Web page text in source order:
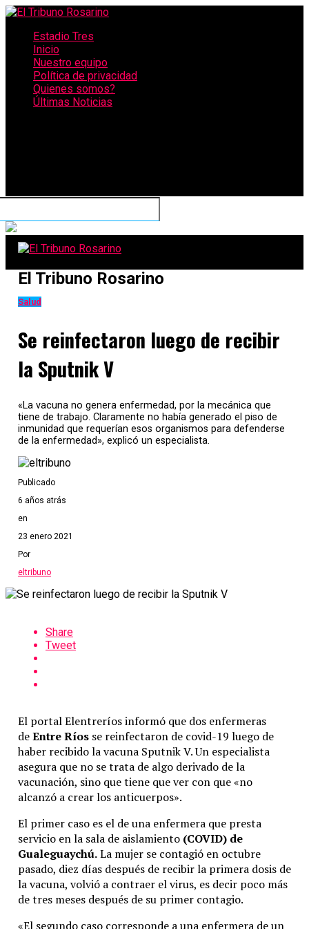
Estadio Tres
Inicio
Nuestro equipo
Política de privacidad
Quienes somos?
Últimas Noticias
El Tribuno Rosarino
Salud
Se reinfectaron luego de recibir
la Sputnik V
«La vacuna no genera enfermedad, por la mecánica que
tiene de trabajo. Claramente no había generado el piso de
inmunidad que requerían esos organismos para defenderse
de la enfermedad», explicó un especialista.
Publicado
6 años atrás
en
23 enero 2021
Por
eltribuno
Share
Tweet
El portal Elentreríos informó que dos enfermeras
deEntre Ríos se reinfectaron de covid-19 luego de
haber recibido la vacuna Sputnik V. Un especialista
asegura que no se trata de algo derivado de la
vacunación, sino que tiene que ver con que «no
alcanzó a crear los anticuerpos».
El primer caso es el de una enfermera que presta
servicio en la sala de aislamiento (COVID) de
Gualeguaychú.La mujer se contagió en octubre
pasado, diez días después de recibir la primera dosis de
la vacuna, volvió a contraer el virus, es decir poco más
de tres meses después de su primer contagio.
«El segundo caso corresponde a una enfermera de un